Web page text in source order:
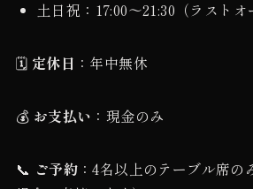
土日祝：17:00〜21:30（ラストオ
🗓️ 定休日 ：年中無休
💰 お支払い ：現金のみ
📞 ご予約：4名以上のテーブル席の